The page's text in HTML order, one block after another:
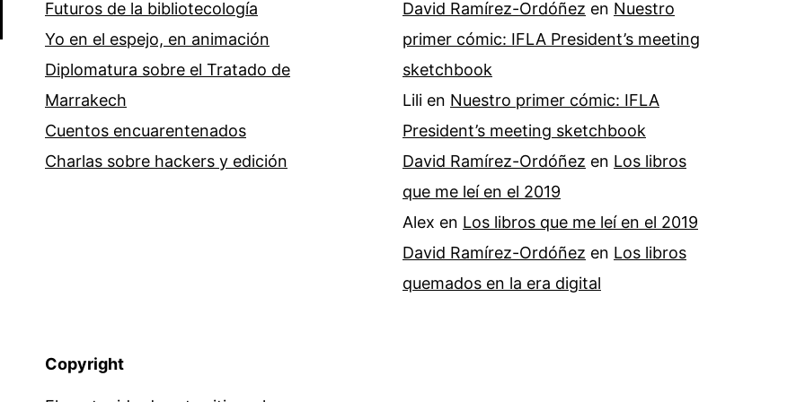
Futuros de la bibliotecología
Yo en el espejo, en animación
Diplomatura sobre el Tratado de
Marrakech
Cuentos encuarentenados
Charlas sobre hackers y edición
David Ramírez-Ordóñez en Nuestro
primer cómic: IFLA President’s meeting
sketchbook
Lili en Nuestro primer cómic: IFLA
President’s meeting sketchbook
David Ramírez-Ordóñez en Los libros
que me leí en el 2019
Alex en Los libros que me leí en el 2019
David Ramírez-Ordóñez en Los libros
quemados en la era digital
Copyright